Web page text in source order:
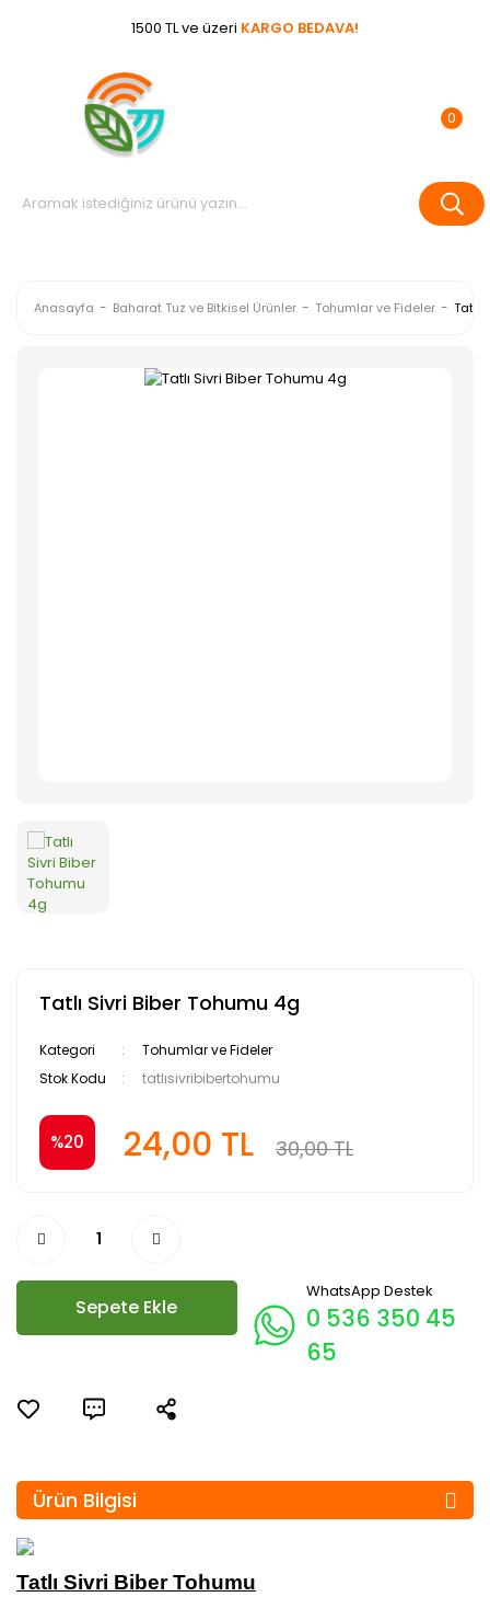
1500 TL ve üzeri KARGO BEDAVA!
0
Anasayfa Baharat Tuz ve Bitkisel Ürünler Tohumlar ve Fideler Tatlı
Tatlı Sivri Biber Tohumu 4g
Kategori
Tohumlar ve Fideler
Stok Kodu
tatlısivribibertohumu
%20 24,00 TL 30,00 TL
Sepete Ekle
WhatsApp Destek
0 536 350 45
65
Ürün Bilgisi
Tatlı Sivri Biber Tohumu